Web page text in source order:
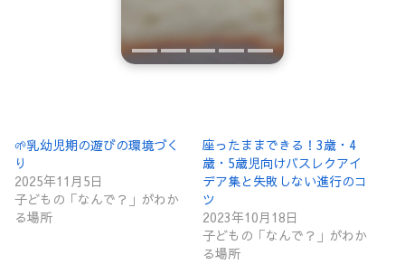
🌱乳幼児期の遊びの環境づく
り
2025年11月5日
子どもの「なんで？」がわか
る場所
座ったままできる！3歳・4
歳・5歳児向けバスレクアイ
デア集と失敗しない進行のコ
ツ
2023年10月18日
子どもの「なんで？」がわか
る場所